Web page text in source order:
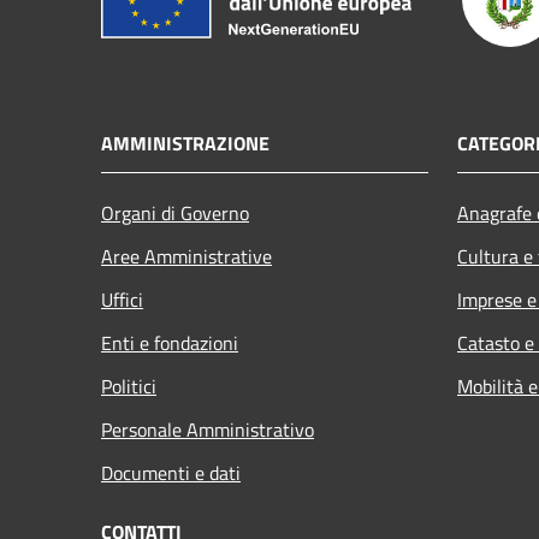
AMMINISTRAZIONE
Organi di Governo
Aree Amministrative
Uffici
Enti e fondazioni
Politici
Personale Amministrativo
Documenti e dati
Cultura
Imprese
Catasto
Mobilità
CONTATTI